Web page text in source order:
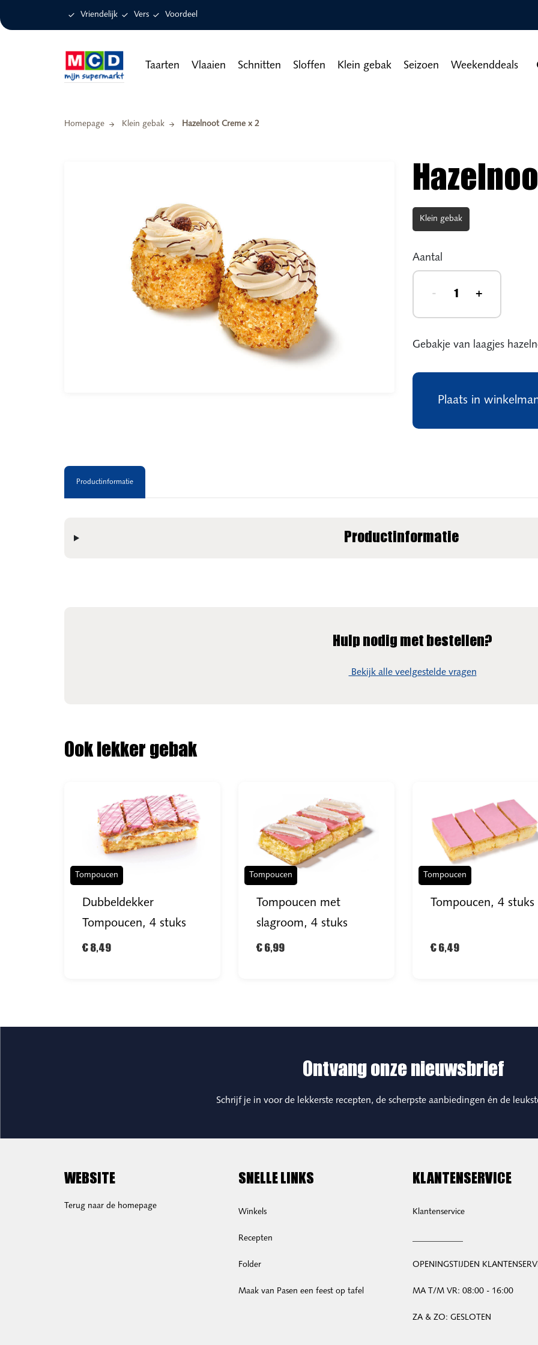
 Vriendelijk  Vers  Voordeel
Taarten Vlaaien Schnitten Sloffen Klein gebak Seizoen Weekenddeals
Homepage Klein gebak Hazelnoot Creme x 2
Klein gebak
Aantal
- +
Gebakje van laagjes
Plaats in
Productinformatie
Productinformatie
Hulp nodig met bestellen?
Bekijk alle veelgestelde vragen
Ook lekker gebak
Tompoucen
Dubbeldekker
Tompoucen, 4 stuks
€ 8,49
Tompoucen
Tompoucen met
slagroom, 4 stuks
€ 6,99
Tompoucen
Tompoucen, 4 stuks
€ 6,49
Ontvang onze nieuwsbrief
Schrijf je in voor de lekkerste recepten, de scherpste aanbiedingen én de
WEBSITE
Terug naar de homepage
SNELLE LINKS
Winkels
Recepten
Folder
Maak van Pasen een feest op tafel
KLANTENSERVICE
Klantenservice
OPENINGSTIJDEN
MA T/M VR: 08:00 - 16:00
ZA & ZO: GESLOTEN